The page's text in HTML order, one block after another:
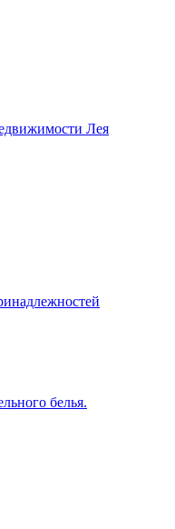
Лея
белья.